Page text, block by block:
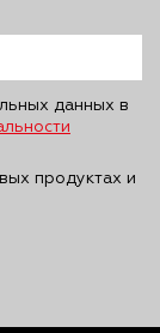
данных в
продуктах и